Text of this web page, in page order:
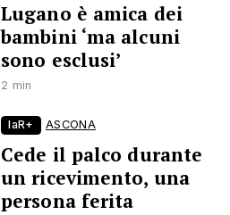
Lugano è amica dei
bambini ‘ma alcuni
sono esclusi’
2 min
laR+ ASCONA
Cede il palco durante
un ricevimento, una
persona ferita